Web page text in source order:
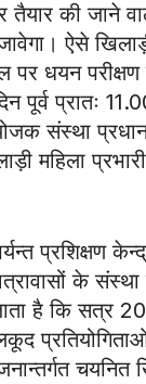
तैयार की जाने
ऐसे
पर धयन परीक्षण
पूर्व प्रातः
संस्था
महिला
प्रशिक्षण
के संस्था
है कि सत्र
चयनित